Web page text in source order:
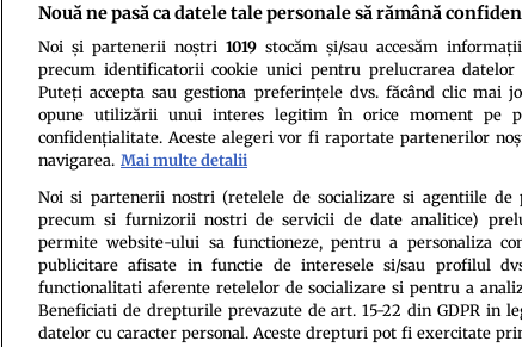
Foto: Shutterstock
Politica de
Nouă ne pasă ca datele tale personale să rămână
Noi și partenerii noștri 1019stocăm și/sau accesăm
precum identificatorii cookie unici pentru prelucrarea datelor
Puteți accepta sau gestiona preferințele dvs. făcând clic mai
opune utilizării unui interes legitim în orice moment pe
confidențialitate. Aceste alegeri vor fi raportate partenerilor
navigarea. Mai multe detalii
Noi si partenerii nostri (retelele de socializare si agentiile de
precum si furnizorii nostri de servicii de date analitice)
permite website-ului sa functioneze, pentru a personaliza
publicitare afisate in functie de interesele si/sau profilul
functionalitati aferente retelelor de socializare si pentru a
Beneficiati de drepturile prevazute de art. 15-22 din GDPR in
datelor cu caracter personal. Aceste drepturi pot fi exercitate